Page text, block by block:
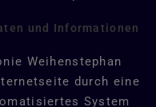
und Informationen
Weihenstephan
durch eine
System